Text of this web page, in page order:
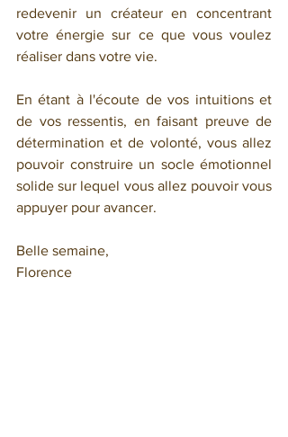
redevenir un créateur en concentrant
votre énergie sur ce que vous voulez
réaliser dans votre vie.
En étant à l'écoute de vos intuitions et
de vos ressentis, en faisant preuve de
détermination et de volonté, vous allez
pouvoir construire un socle émotionnel
solide sur lequel vous allez pouvoir vous
appuyer pour avancer.
Belle semaine,
Florence